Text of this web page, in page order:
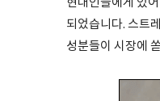
현대인들에게 있
되었습니다. 스트
성분들이 시장에